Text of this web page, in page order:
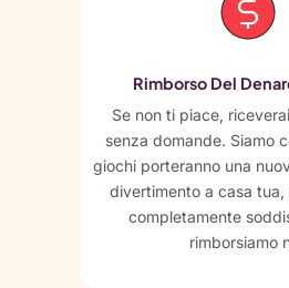
Rimborso Del
Se non ti piace,
senza domande. Siamo
giochi porteranno una
divertimento a casa tua,
completamente
rimborsiamo